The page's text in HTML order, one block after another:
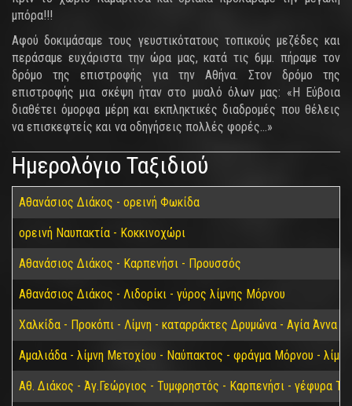
μπόρα!!!
Αφού δοκιμάσαμε τους γευστικότατους τοπικούς μεζέδες και
περάσαμε ευχάριστα την ώρα μας, κατά τις 6μμ. πήραμε τον
δρόμο της επιστροφής για την Αθήνα. Στον δρόμο της
επιστροφής μια σκέψη ήταν στο μυαλό όλων μας: «Η Εύβοια
διαθέτει όμορφα μέρη και εκπληκτικές διαδρομές που θέλεις
να επισκεφτείς και να οδηγήσεις πολλές φορές...»
Ημερολόγιο Ταξιδιού
Αθανάσιος Διάκος - ορεινή Φωκίδα
ορεινή Ναυπακτία - Κοκκινοχώρι
Αθανάσιος Διάκος - Καρπενήσι - Προυσσός
Αθανάσιος Διάκος - Λιδορίκι - γύρος λίμνης Μόρνου
Χαλκίδα - Προκόπι - Λίμνη - καταρράκτες Δρυμώνα - Αγία Άννα
Αμαλιάδα - λίμνη Μετοχίου - Ναύπακτος - φράγμα Μόρνου -
Αθ. Διάκος - Άγ.Γεώργιος - Τυμφρηστός - Καρπενήσι - γέφυρα